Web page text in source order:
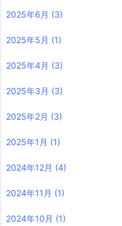
2025年6月 (3)
2025年5月 (1)
2025年4月 (3)
2025年3月 (3)
2025年2月 (3)
2025年1月 (1)
2024年12月 (4)
2024年11月 (1)
2024年10月 (1)